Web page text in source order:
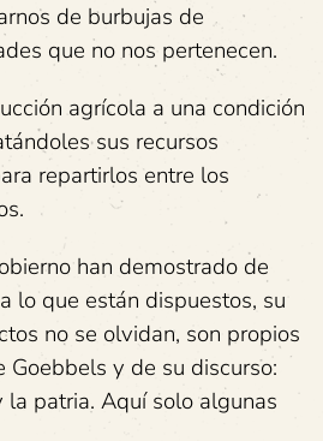
de burbujas de
que no nos pertenecen.
agrícola a una condición
sus recursos
repartirlos entre los
han demostrado de
lo que están dispuestos, su
no se olvidan, son propios
Goebbels y de su discurso:
patria. Aquí solo algunas